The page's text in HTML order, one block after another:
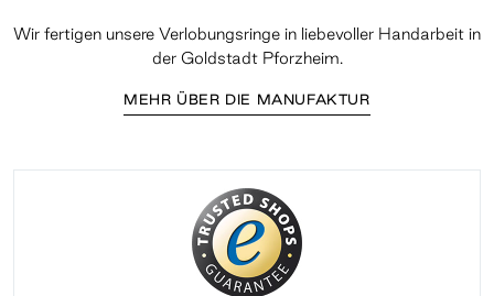
Wir fertigen unsere Verlobungsringe in liebevoller Handarbeit in
der Goldstadt Pforzheim.
MEHR ÜBER DIE MANUFAKTUR